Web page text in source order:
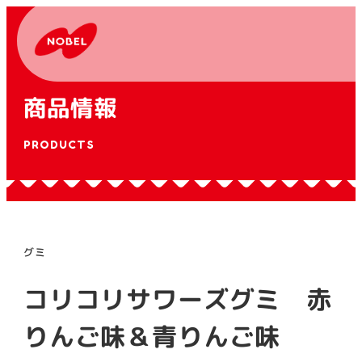
商品情報
PRODUCTS
グミ
コリコリサワーズグミ 赤
りんご味＆青りんご味